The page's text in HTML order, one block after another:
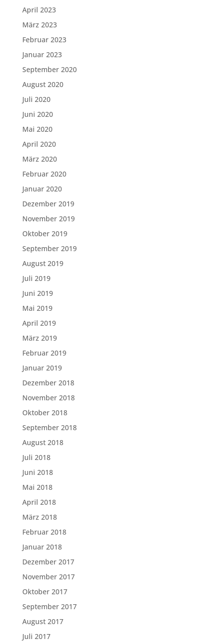
April 2023
März 2023
Februar 2023
Januar 2023
September 2020
August 2020
Juli 2020
Juni 2020
Mai 2020
April 2020
März 2020
Februar 2020
Januar 2020
Dezember 2019
November 2019
Oktober 2019
September 2019
August 2019
Juli 2019
Juni 2019
Mai 2019
April 2019
März 2019
Februar 2019
Januar 2019
Dezember 2018
November 2018
Oktober 2018
September 2018
August 2018
Juli 2018
Juni 2018
Mai 2018
April 2018
März 2018
Februar 2018
Januar 2018
Dezember 2017
November 2017
Oktober 2017
September 2017
August 2017
Juli 2017